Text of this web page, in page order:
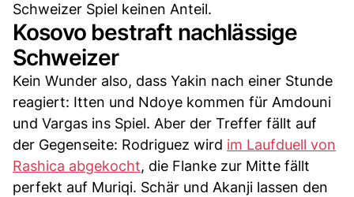
Schweizer Spiel keinen Anteil.
Kosovo bestraft nachlässige
Schweizer
Kein Wunder also, dass Yakin nach einer Stunde
reagiert: Itten und Ndoye kommen für Amdouni
und Vargas ins Spiel. Aber der Treffer fällt auf
der Gegenseite: Rodriguez wird im Laufduell von
Rashica abgekocht, die Flanke zur Mitte fällt
perfekt auf Muriqi. Schär und Akanji lassen den